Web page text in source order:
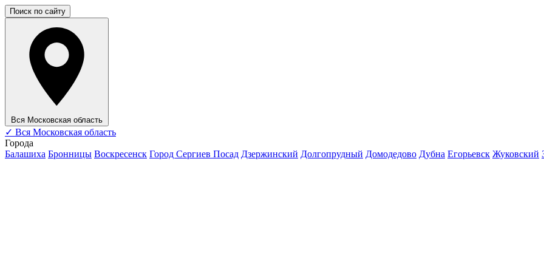
Поиск по сайту
Вся Московская область
✓ Вся Московская область
Города
Балашиха Бронницы Воскресенск Город Сергиев Посад Дзержинский Долгопрудный Домодедово Дубна Егорьевск Жуковский